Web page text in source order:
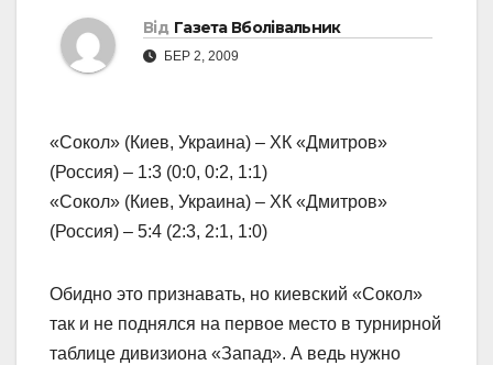
Від Газета Вболівальник
БЕР 2, 2009
«Сокол» (Киев, Украина) – ХК «Дмитров»
(Россия) – 1:3 (0:0, 0:2, 1:1)
«Сокол» (Киев, Украина) – ХК «Дмитров»
(Россия) – 5:4 (2:3, 2:1, 1:0)
Обидно это признавать, но киевский «Сокол»
так и не поднялся на первое место в турнирной
таблице дивизиона «Запад». А ведь нужно